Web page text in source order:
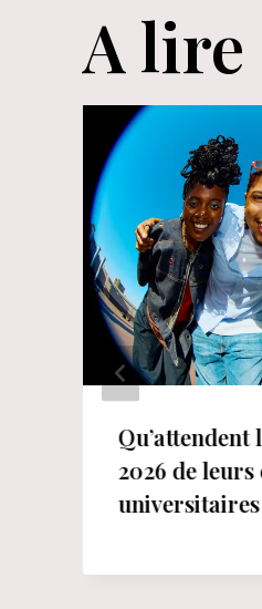
A lire
Qu’attendent
2026 de